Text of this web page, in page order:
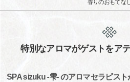
香りのおもてな
特別なアロマがゲストをア
SPA sizuku -雫- のアロマセラピス